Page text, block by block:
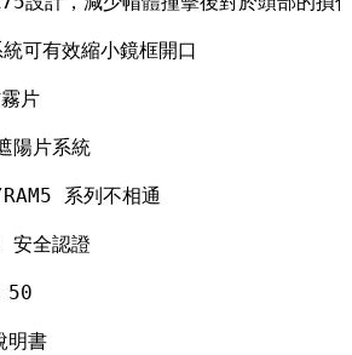
可有效縮小鏡框開口
片
陽片系統
系列不相通
全認證
50
明書